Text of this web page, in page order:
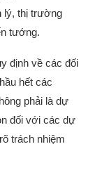
lý, thị trường
tướng.
định về các đối
hết các
phải là dự
đối với các dự
trách nhiệm